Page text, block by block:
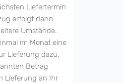
Liefertermin
erfolgt dann
Umstände.
im Monat eine
Lieferung dazu.
Betrag
Lieferung an Ihr